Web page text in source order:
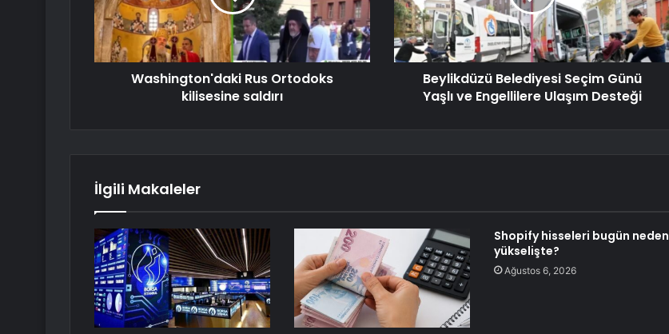
Washington'daki Rus Ortodoks
kilisesine saldırı
Beylikdüzü Belediyesi Seçim Günü
Yaşlı ve Engellilere Ulaşım Desteği
İlgili Makaleler
Shopify hisseleri bugün neden
yükselişte?
Ağustos 6, 2026